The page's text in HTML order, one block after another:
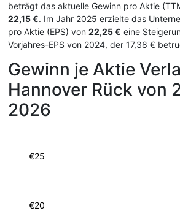
beträgt das aktuelle Gewinn pro Aktie
22,15 €. Im Jahr 2025 erzielte das
pro Aktie (EPS) von 22,25 € eine
Vorjahres-EPS von 2024, der 17,38 €
Gewinn je Aktie
Hannover Rück von
2026
€20
€25